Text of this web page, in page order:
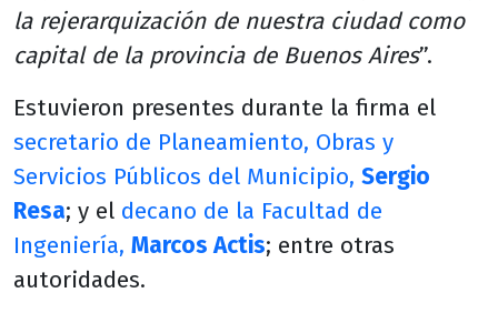
la rejerarquización de nuestra ciudad como
capital de la provincia de Buenos Aires”.
Estuvieron presentes durante la firma el
secretario de Planeamiento, Obras y
Servicios Públicos del Municipio, Sergio
Resa; y el decano de la Facultad de
Ingeniería, Marcos Actis; entre otras
autoridades.